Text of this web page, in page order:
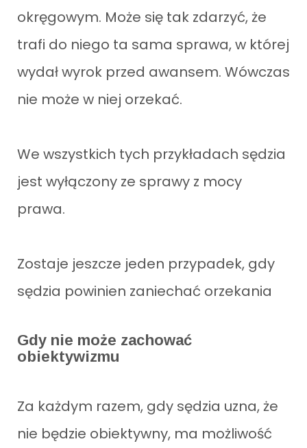
okręgowym. Może się tak zdarzyć, że
trafi do niego ta sama sprawa, w której
wydał wyrok przed awansem. Wówczas
nie może w niej orzekać.
We wszystkich tych przykładach sędzia
jest wyłączony ze sprawy z mocy
prawa.
Zostaje jeszcze jeden przypadek, gdy
sędzia powinien zaniechać orzekania
Gdy nie może zachować
obiektywizmu
Za każdym razem, gdy sędzia uzna, że
nie będzie obiektywny, ma możliwość